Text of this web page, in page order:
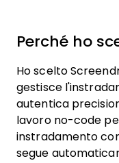
Perché ho
Ho scelto
gestisce
autentica
lavoro no-code
instradamento
segue